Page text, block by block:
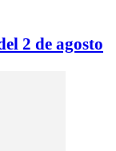
2 de agosto